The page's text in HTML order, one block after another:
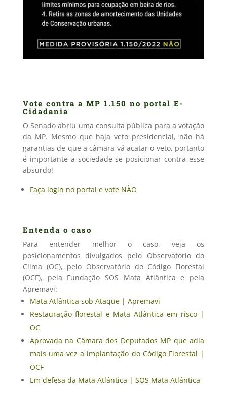
Vote contra a MP 1.150 no portal E-
Cidadania
O Senado abriu uma consulta pública para a votação
da MP. Mesmo que haja veto presidencial, não há
garantias de que a câmara vá acatar o veto, portanto
é importante a sociedade se posicionar contra esse
absurdo!
Faça login no portal e vote NÃO
Entenda o caso
Para entender melhor o caso, veja os
posicionamentos divulgados pelo Observatório do
Clima (OC), pelo Observatório do Código Florestal
(OCF), pela Fundação SOS Mata Atlântica e pela
Apremavi:
Mata Atlântica sob Ataque | Apremavi
Restauração florestal e Mata Atlântica em risco |
OC
Aprovada na Câmara dos Deputados MP que adia
mais uma vez a implantação do Código Florestal |
OCF
Em defesa da Mata Atlântica | SOS Mata Atlântica